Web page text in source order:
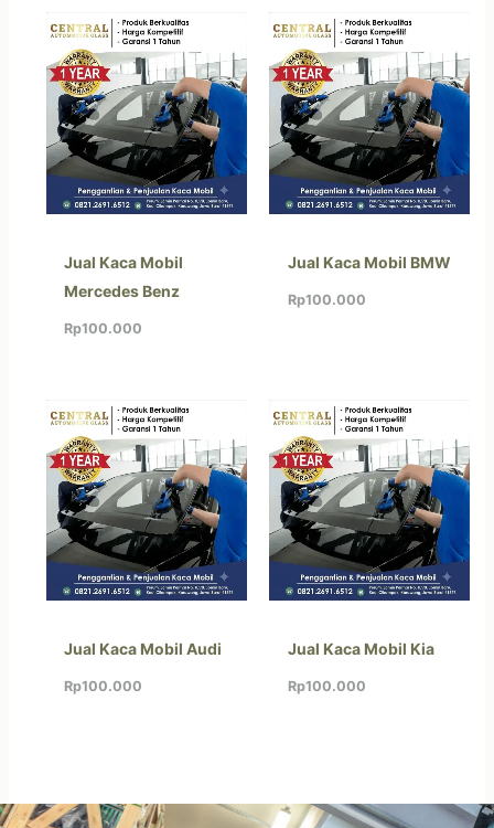
Jual Kaca Mobil
Mercedes Benz
Rp100.000
Jual Kaca Mobil BMW
Rp100.000
Jual Kaca Mobil Audi
Rp100.000
Jual Kaca Mobil Kia
Rp100.000